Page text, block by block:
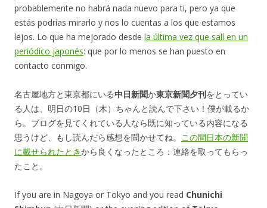
probablemente no habrá nada nuevo para ti, pero ya que
estás podrías mirarlo y nos lo cuentas a los que estamos
lejos. Lo que ha mejorado desde la última vez que salí en un
periódico japonés: que por lo menos se han puesto en
contacto conmigo.
名古屋地方と東京都にいる中日新聞か東京新聞夕刊をとってい
る人は、明日の10日（木）ちゃんと読んで下さい！僕が載るか
ら。ブログを見てくれている人なら既に知っている内容になる
思うけど、もし読んだら感想を聞かせてね。 この間日本の新聞
に載せられたときから良くなったところ：連絡を取ってもらっ
たこと。
If you are in Nagoya or Tokyo and you read Chunichi